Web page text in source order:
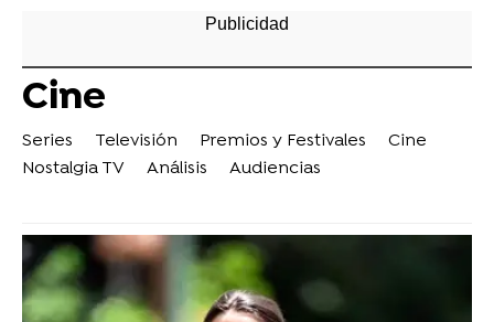
Cine
Series Televisión Premios y Festivales
Cine
Nostalgia TV
Análisis Audiencias